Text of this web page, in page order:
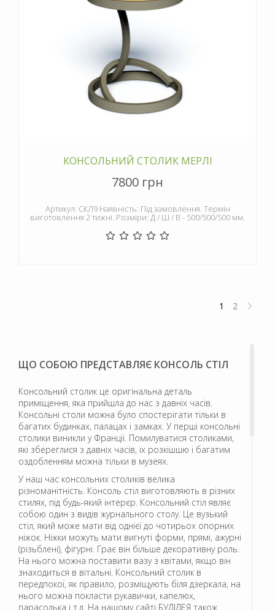
КОНСОЛЬНИЙ СТОЛИК МЕРЛІ
7800 грн
Артикул: СКЛ9 Наявність: Під замовлення. Термін
виготовлення 2 тижні. Розміри: Д / Ш / В - 500/500/500 мм.
1 2
ЩО СОБОЮ ПРЕДСТАВЛЯЄ КОНСОЛЬ СТІЛ
Консольний столик це оригінальна деталь
приміщення, яка прийшла до нас з давніх часів.
Консольні столи можна було спостерігати тільки в
багатих будинках, палацах і замках. У перші консольні
столики виникли у Франції. Помилуватися столиками,
які збереглися з давніх часів, їх розкішшю і багатим
оздобленням можна тільки в музеях.
У наш час консольних столиків велика
різноманітність. Консоль стіл виготовляють в різних
стилях, під будь-який інтерєр. Консольний стіл являє
собою один з видів журнального столу. Це вузький
стіл, який може мати від однієї до чотирьох опорних
ніжок. Ніжки можуть мати вигнуті форми, прямі, ажурні
(різьблені), фігурні. Грає він більше декоративну роль.
На нього можна поставити вазу з квітами, якщо він
знаходиться в вітальні. Консольний столик в
передпокої, як правило, розміщують біля дзеркала, на
нього можна покласти рукавички, капелюх,
парасолька і т.д. На нашому сайті БУДІДЕЯ також